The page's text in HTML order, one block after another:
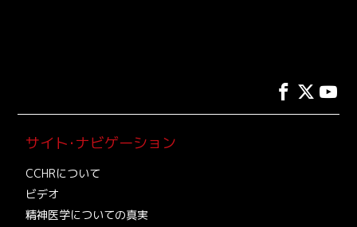
サイト･ナビゲーション
CCHRについて
ビデオ
精神医学についての真実